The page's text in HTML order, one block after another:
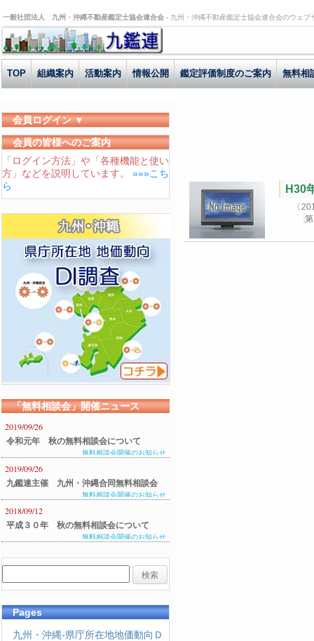
一般社団法人 九州・沖縄不動産鑑定士協会連合会 - 九州・沖縄不動産鑑定士協会連合会のウェ
TOP 組織案内 活動案内 情報公開 鑑定評価制度のご案内 無料相
H30
〔
会員ログイン ▼
ユーザーID
パスワード
会員の皆様へのご案内
「ログイン方法」や「各種機能と使い
方」などを説明しています。 »»»こち
ら
「無料相談会」開催ニュース
2019/09/26
令和元年 秋の無料相談会について
無料相談会開催のお知らせ
2019/09/26
九鑑連主催 九州・沖縄合同無料相談会
のご案内
無料相談会開催のお知らせ
2018/09/12
平成３０年 秋の無料相談会について
無料相談会開催のお知らせ
Pages
九州・沖縄-県庁所在地地価動向Ｄ